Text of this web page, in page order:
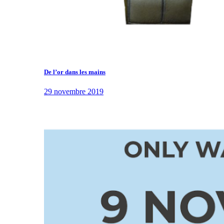
De l’or dans les mains
29 novembre 2019